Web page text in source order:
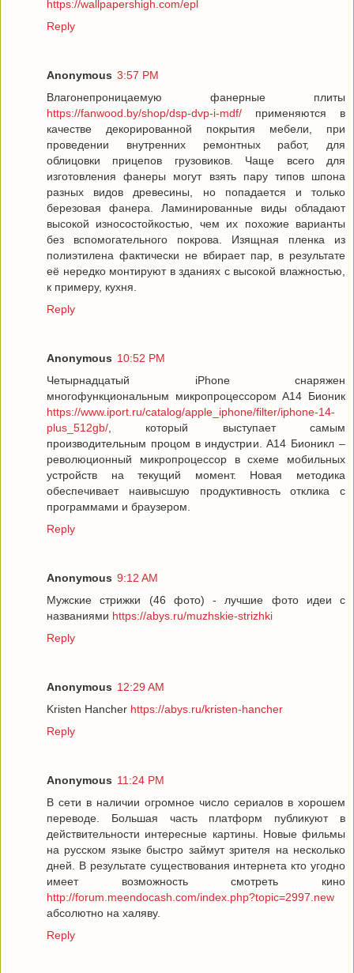
https://wallpapershigh.com/epl
Reply
Anonymous 3:57 PM
Влагонепроницаемую фанерные плиты
https://fanwood.by/shop/dsp-dvp-i-mdf/ применяются в
качестве декорированной покрытия мебели, при
проведении внутренних ремонтных работ, для
облицовки прицепов грузовиков. Чаще всего для
изготовления фанеры могут взять пару типов шпона
разных видов древесины, но попадается и только
березовая фанера. Ламинированные виды обладают
высокой износостойкостью, чем их похожие варианты
без вспомогательного покрова. Изящная пленка из
полиэтилена фактически не вбирает пар, в результате
её нередко монтируют в зданиях с высокой влажностью,
к примеру, кухня.
Reply
Anonymous 10:52 PM
Четырнадцатый iPhone снаряжен
многофункциональным микропроцессором А14 Бионик
https://www.iport.ru/catalog/apple_iphone/filter/iphone-14-
plus_512gb/ , который выступает самым
производительным процом в индустрии. A14 Бионикл –
революционный микропроцессор в схеме мобильных
устройств на текущий момент. Новая методика
обеспечивает наивысшую продуктивность отклика с
программами и браузером.
Reply
Anonymous 9:12 AM
Мужские стрижки (46 фото) - лучшие фото идеи с
названиями https://abys.ru/muzhskie-strizhki
Reply
Anonymous 12:29 AM
Kristen Hancher https://abys.ru/kristen-hancher
Reply
Anonymous 11:24 PM
В сети в наличии огромное число сериалов в хорошем
переводе. Большая часть платформ публикуют в
действительности интересные картины. Новые фильмы
на русском языке быстро займут зрителя на несколько
дней. В результате существования интернета кто угодно
имеет возможность смотреть кино
http://forum.meendocash.com/index.php?topic=2997.new
абсолютно на халяву.
Reply